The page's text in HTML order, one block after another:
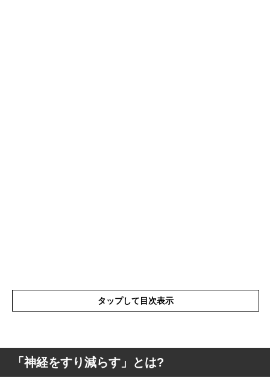
タップして目次表示
「神経をすり減らす」とは?